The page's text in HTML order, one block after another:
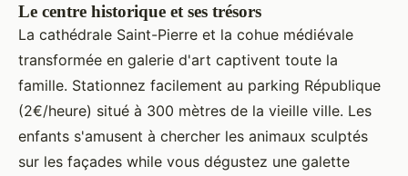
Le centre historique et ses trésors
La cathédrale Saint-Pierre et la cohue médiévale
transformée en galerie d'art captivent toute la
famille. Stationnez facilement au parking République
(2€/heure) situé à 300 mètres de la vieille ville. Les
enfants s'amusent à chercher les animaux sculptés
sur les façades while vous dégustez une galette